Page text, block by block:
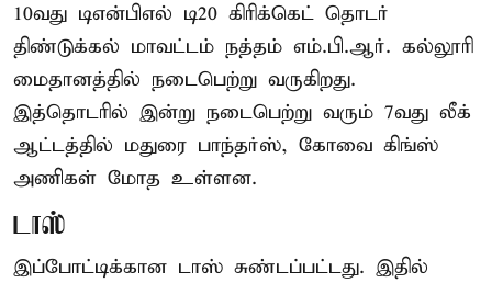
10வது டிஎன்பிஎல் டி20 கிரிக்கெட் தொடர்
திண்டுக்கல் மாவட்டம் நத்தம் எம்.பி.ஆர். கல்லூரி
மைதானத்தில் நடைபெற்று வருகிறது.
இத்தொடரில் இன்று நடைபெற்று வரும் 7வது லீக்
ஆட்டத்தில் மதுரை பாந்தர்ஸ், கோவை கிங்ஸ்
அணிகள் மோத உள்ளன.
டாஸ்
இப்போட்டிக்கான டாஸ் சுண்டப்பட்டது. இதில்